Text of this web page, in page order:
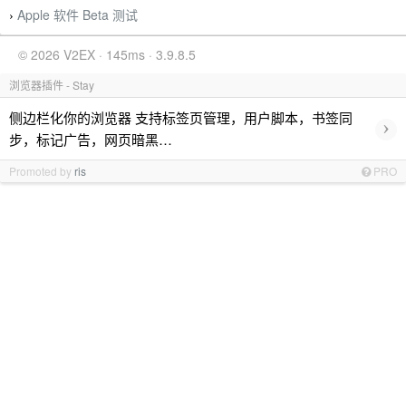
› Apple 软件 Beta 测试
© 2026 V2EX · 145ms · 3.9.8.5
浏览器插件 - Stay
侧边栏化你的浏览器 支持标签页管理，用户脚本，书签同
步，标记广告，网页暗黑…
›
Promoted by ris PRO